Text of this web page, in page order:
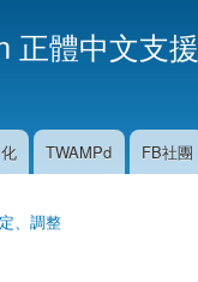
正體中文支
TWAMPd FB社團
、調整